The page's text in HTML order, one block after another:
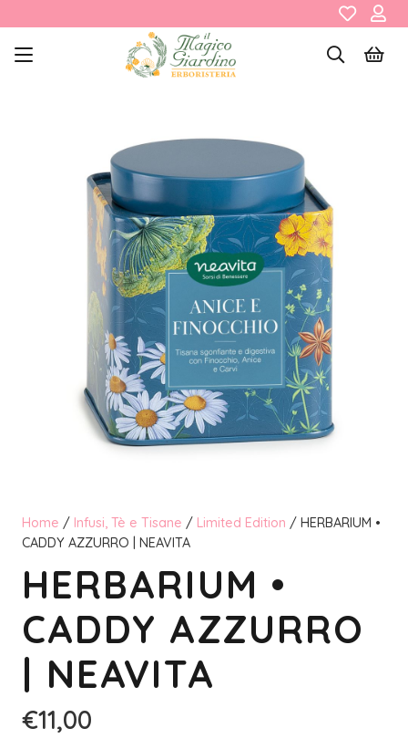
Home / Infusi, Tè e Tisane / Limited Edition / HERBARIUM •
CADDY AZZURRO | NEAVITA
HERBARIUM •
CADDY AZZURRO
| NEAVITA
€11,00